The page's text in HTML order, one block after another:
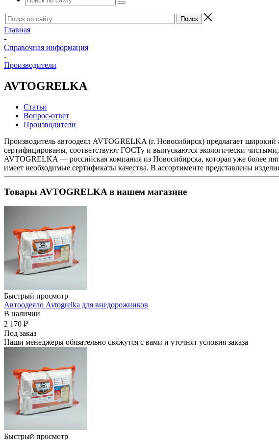
Главная
-
Справочная информация
-
Производители
AVTOGRELKA
Статьи
Вопрос-ответ
Производители
Производитель автоодеял AVTOGRELKA (г. Новосибирск) предлагает
сертифицированы, соответствуют ГОСТу и выпускаются экологически
AVTOGRELKA — российская компания из Новосибирска, которая уже более
имеет необходимые сертификаты качества. В ассортименте представлены
Товары AVTOGRELKA в нашем магазине
Быстрый просмотр
Автоодеяло Avtogrelka для внедорожников
В наличии
2 170 ₽
Под заказ
Наши менеджеры обязательно свяжутся с вами и уточнят условия заказа
Быстрый просмотр